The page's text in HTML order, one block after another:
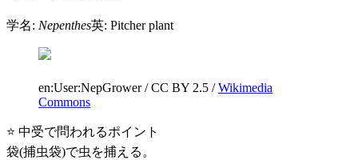
学名: Nepenthes英: Pitcher plant
en:User:NepGrower/CC BY 2.5 / Wikimedia
Commons
⭐ 中受で問われるポイント
袋(捕虫袋)で虫を捕える。